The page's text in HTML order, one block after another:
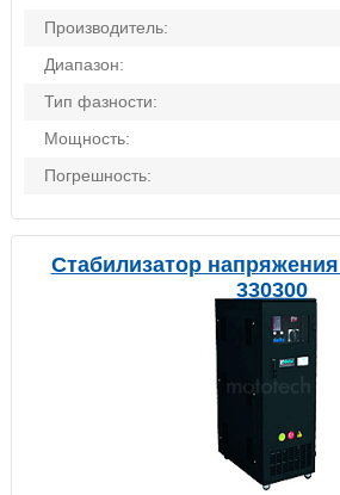
Производитель:
Диапазон:
Тип фазности:
Мощность:
Погрешность:
Стабилизатор
330300